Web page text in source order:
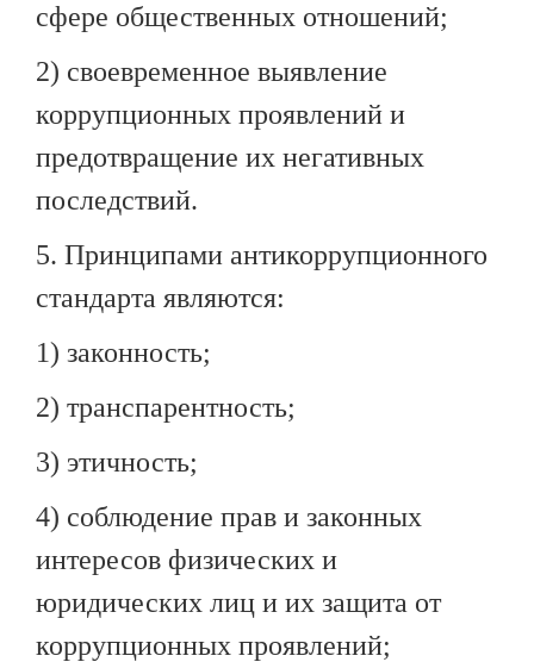
сфере общественных отношений;
2) своевременное выявление
коррупционных проявлений и
предотвращение их негативных
последствий.
5. Принципами антикоррупционного
стандарта являются:
1) законность;
2) транспарентность;
3) этичность;
4) соблюдение прав и законных
интересов физических и
юридических лиц и их защита от
коррупционных проявлений;